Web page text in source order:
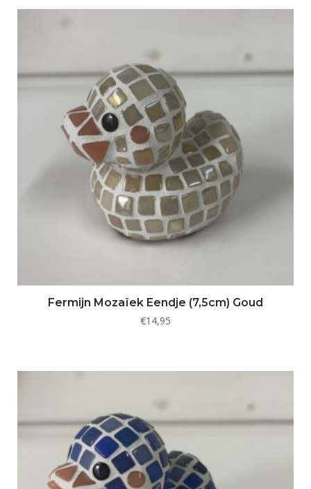
Fermijn Mozaïek Eendje (7,5cm) Goud
€14,95